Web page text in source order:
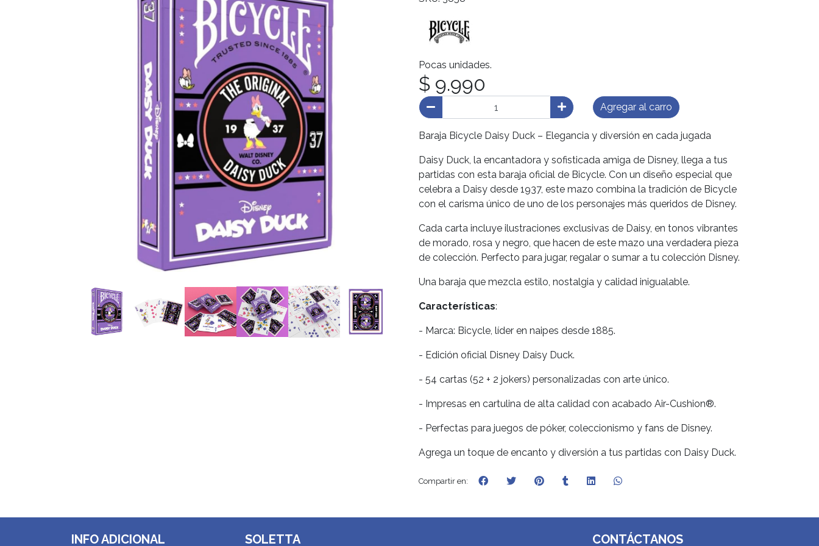
Pocas unidades.
$ 9.990
Agregar al carro
Baraja Bicycle Daisy Duck – Elegancia y diversión en cada jugada
Daisy Duck, la encantadora y sofisticada amiga de Disney, llega a tus
partidas con esta baraja oficial de Bicycle. Con un diseño especial que
celebra a Daisy desde 1937, este mazo combina la tradición de Bicycle
con el carisma único de uno de los personajes más queridos de Disney.
Cada carta incluye ilustraciones exclusivas de Daisy, en tonos vibrantes
de morado, rosa y negro, que hacen de este mazo una verdadera pieza
de colección. Perfecto para jugar, regalar o sumar a tu colección Disney.
Una baraja que mezcla estilo, nostalgia y calidad inigualable.
Características:
- Marca: Bicycle, líder en naipes desde 1885.
- Edición oficial Disney Daisy Duck.
- 54 cartas (52 + 2 jokers) personalizadas con arte único.
- Impresas en cartulina de alta calidad con acabado Air-Cushion®.
- Perfectas para juegos de póker, coleccionismo y fans de Disney.
Agrega un toque de encanto y diversión a tus partidas con Daisy Duck.
Compartir en:
INFO ADICIONAL SOLETTA CONTÁCTANOS